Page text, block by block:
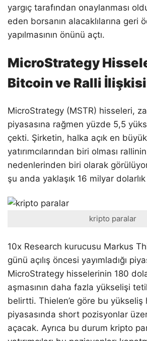
yargıç tarafından onaylanması
eden borsanın alacaklılarına geri
yapılmasının önünü açtı.
MicroStrategy
Bitcoin ve Ralli İlişkisi
MicroStrategy (MSTR) hisseleri,
piyasasına rağmen yüzde 5,5
çekti. Şirketin, halka açık en
yatırımcılarından biri olması
nedenlerinden biri olarak
şu anda yaklaşık 16 milyar
kripto paralar
10x Research kurucusu Markus
günü açılış öncesi yayımladığı
MicroStrategy hisselerinin 180
aşmasının daha fazla yükselişi
belirtti. Thielen’e göre bu yükseliş
piyasasında short pozisyonlar
açacak. Ayrıca bu durum kripto